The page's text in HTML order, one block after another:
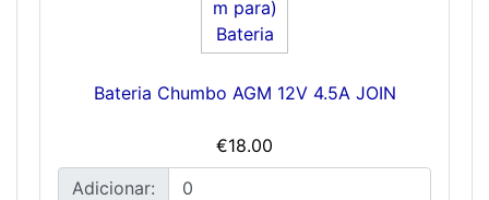
Bateria Chumbo AGM 12V 4.5A JOIN
€18.00
Adicionar: